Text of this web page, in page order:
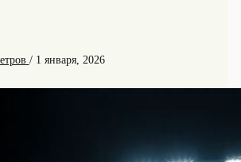
/ 1 января, 2026